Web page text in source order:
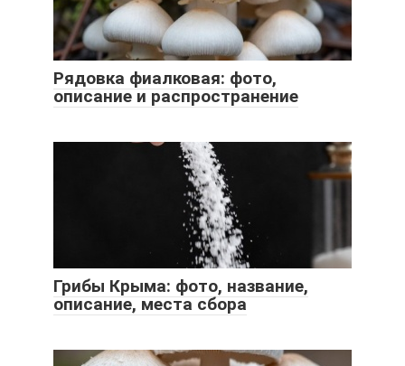
Рядовка фиалковая: фото,
описание и распространение
Грибы Крыма: фото, название,
описание, места сбора